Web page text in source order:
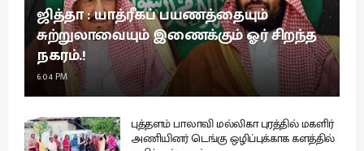
ஜித்தா : யாத்ரீகப் பயணத்தையும்
சுற்றுலாவையும் இணைக்கும் ஓர் சிறந்த
நகரம்.!
6:04 PM
புத்தளம் பாலாவி மல்லிகா புரத்தில் மகளிர்
அணியினர் டெங்கு ஒழிப்புக்காக களத்தில்